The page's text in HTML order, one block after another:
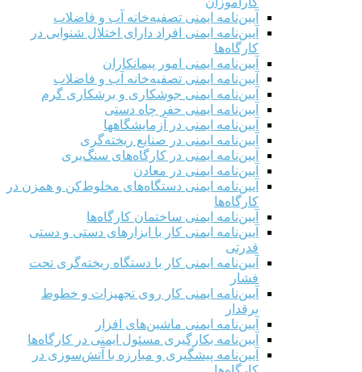
آیین‌نامه ایمنی تصفیه‌خانه آب و فاضلاب
آیین‌نامه ایمنی افراد دارای اختلال شنوایی در
کارگاه‌ها
آیین‌نامه ایمنی امور پیمانکاران
آیین‌نامه ایمنی تصفیه‌خانه آب و فاضلاب
آیین‌نامه ایمنی جوشکاری و برشکاری گرم
آیین‌نامه ایمنی حفر چاه دستی
آیین‌نامه ایمنی در آزمایشگاهها
آیین‌نامه ایمنی در صنایع ریخته‌گری
آیین‌نامه ایمنی در کارگاه‌های سنگ‌بری
آیین‌نامه ایمنی در معادن
آیین‌نامه ایمنی دستگاه‌های مخلوط‌کن و همزن در
کارگاه‌ها
آیین‌نامه ایمنی ساختمان کارگاه‌ها
آیین‌نامه ایمنی کار با ابزارهای دستی و دستی
قدرتی
آیین‌نامه ایمنی کار با دستگاه ریخته‌گری تحت
فشار
آیین‌نامه ایمنی کار روی تجهیزات و خطوط
برقدار
آیین‌نامه ایمنی ماشین‌های افزار
آیین‌نامه بکارگیری مسئول ایمنی در کارگاه‌ها
آیین‌نامه پیشگیری و مبارزه با آتش‌سوزی در